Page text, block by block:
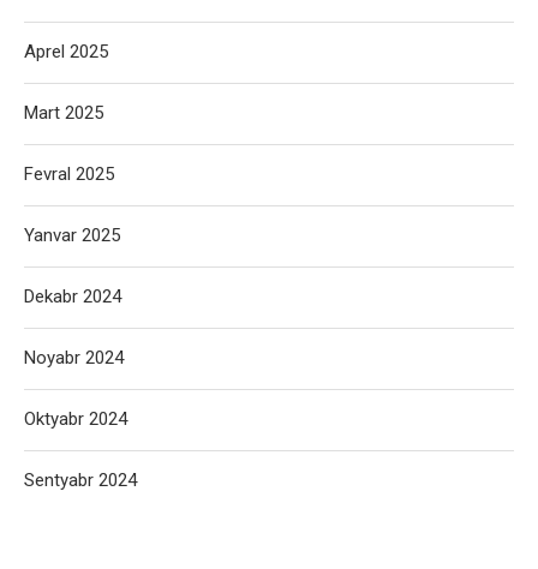
Aprel 2025
Mart 2025
Fevral 2025
Yanvar 2025
Dekabr 2024
Noyabr 2024
Oktyabr 2024
Sentyabr 2024